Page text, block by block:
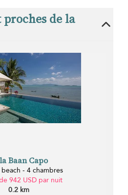
proches de la
Baan Capo
beach - 4 chambres
942 USD par nuit
0.2 km